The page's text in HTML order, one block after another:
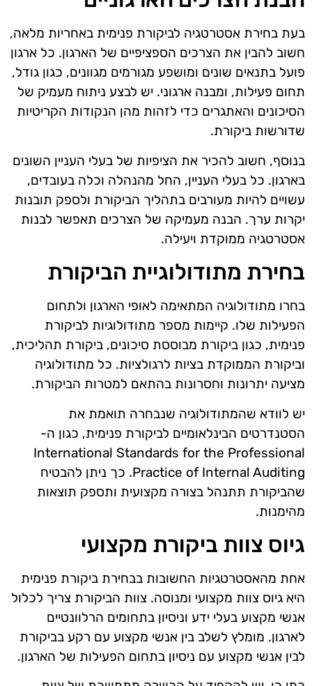
בעת בחירת אסטרטגיה לביקורת פנימית באחריות מלאה,
חשוב להבין את הצרכים הספציפיים של הארגון. כל ארגון
פועל בתנאים שונים ומושפע מגורמים מגוונים, כגון גודל,
תחום פעילות, ומבנה ארגוני. יש לבצע ניתוח מעמיק של
הסיכונים והאתגרים כדי לזהות מהן הנקודות הקריטיות
שדורשות ביקורת.
בנוסף, חשוב להכיר את הציפיות של בעלי העניין השונים
בארגון. כל בעלי העניין, החל מהנהלה וכלה בעובדים,
עשויים להיות מעורבים בתהליך הביקורת ולספק תובנות
יקרות ערך. הבנה מעמיקה של הצרכים תאפשר לבנות
אסטרטגיה ממוקדת ויעילה.
בחירת מתודולוגיית הביקורת
בחרו מתודולוגיה המתאימה לאופי הארגון ולתחום
הפעילות שלו. קיימות מספר מתודולוגיות לביקורת
פנימית, כגון ביקורת מבוססת סיכונים, ביקורת תהליכית,
וביקורת הממוקדת בציות לרגולציות. כל מתודולוגיה
מציעה יתרונות וחסרונות בהתאם למטרות הביקורת.
יש לוודא שהמתודולוגיה שנבחרה תואמת את
הסטנדרטים הבינלאומיים לביקורת פנימית, כגון ה-
International Standards for the Professional
Practice of Internal Auditing. כך ניתן להבטיח
שהביקורת תתנהל בצורה מקצועית ותספק תוצאות
מהימנות.
גיוס צוות ביקורת מקצועי
אחת מהאסטרטגיות החשובות בבחירת ביקורת פנימית
היא גיוס צוות מקצועי ומנוסה. צוות הביקורת צריך לכלול
אנשי מקצוע בעלי ידע וניסיון בתחומים הרלוונטיים
לארגון. מומלץ לשלב בין אנשי מקצוע עם רקע בביקורת
לבין אנשי מקצוע עם ניסיון בתחום הפעילות של הארגון.